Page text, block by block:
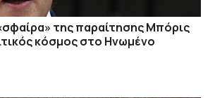
της παραίτησης Μπόρις
κόσμος στο Ηνωμένο